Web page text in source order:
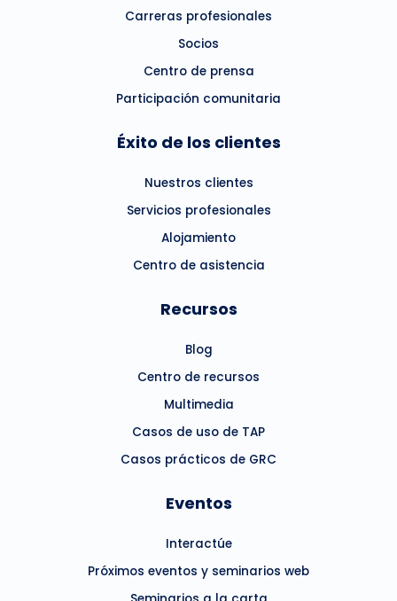
Carreras profesionales
Socios
Centro de prensa
Participación comunitaria
Éxito de los clientes
Nuestros clientes
Servicios profesionales
Alojamiento
Centro de asistencia
Recursos
Blog
Centro de recursos
Multimedia
Casos de uso de TAP
Casos prácticos de GRC
Eventos
Interactúe
Próximos eventos y seminarios web